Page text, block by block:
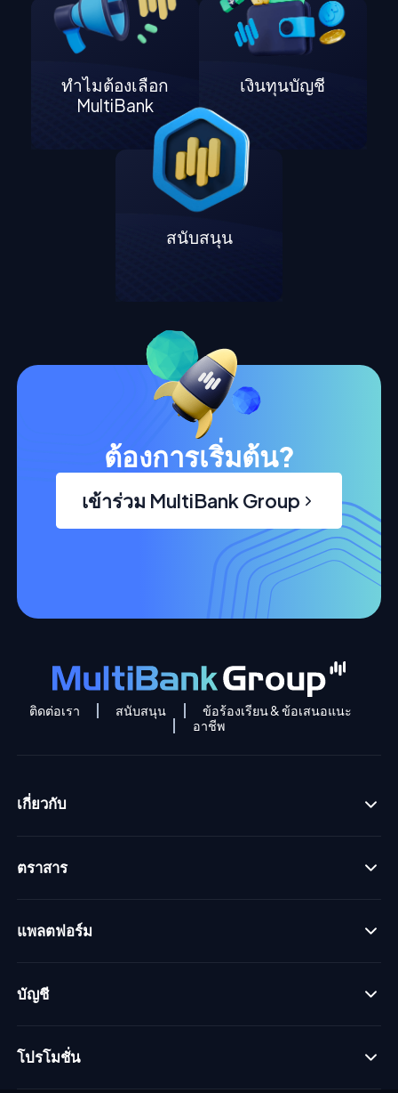
ทำไมต้องเลือก
MultiBank
เงินทุนบัญชี
สนับสนุน
ต้องการเริ่มต้น?
เข้าร่วม MultiBank Group
ติดต่อเรา สนับสนุน
ข้อร้องเรียน & ข้อเสนอแนะ
อาชีพ
เกี่ยวกับ
ตราสาร
แพลตฟอร์ม
บัญชี
โปรโมชั่น